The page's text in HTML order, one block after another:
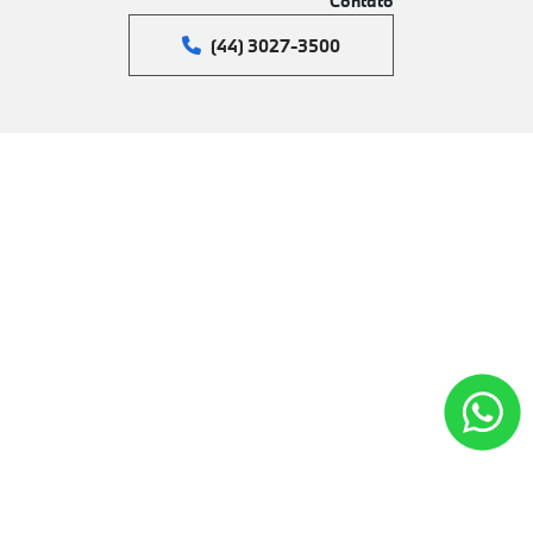
(44) 3027-3500